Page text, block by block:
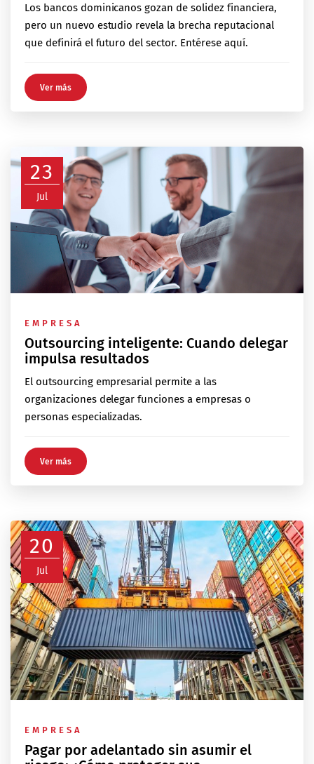
Los bancos dominicanos gozan de solidez financiera,
pero un nuevo estudio revela la brecha reputacional
que definirá el futuro del sector. Entérese aquí.
Ver más
23
Jul
EMPRESA
Outsourcing inteligente: Cuando delegar
impulsa resultados
El outsourcing empresarial permite a las
organizaciones delegar funciones a empresas o
personas especializadas.
Ver más
20
Jul
EMPRESA
Pagar por adelantado sin asumir el